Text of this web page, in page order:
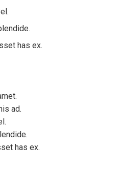
has ex.
ad.
has ex.